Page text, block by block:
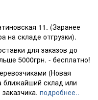
11. (Заранее
на складе отгрузки).
для заказов до
5000грн. - бесплатно!
(Новая
склад или
подробнее..